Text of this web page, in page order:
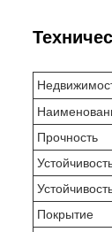
Прочность
Покрытие